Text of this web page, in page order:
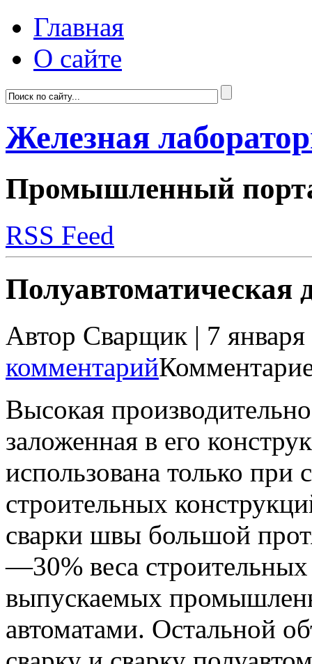
Главная
О сайте
Железная
Промышленный
RSS Feed
Полуавтоматическая
Автор Сварщик | 7
комментарий
Высокая
заложенная в его
использована только при
строительных
сварки швы большой
—30% веса
выпускаемых
автоматами. Остальной